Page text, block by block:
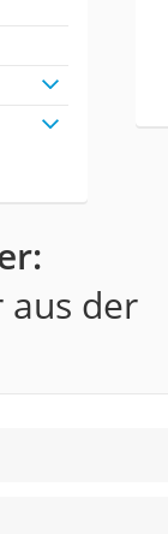
aus der